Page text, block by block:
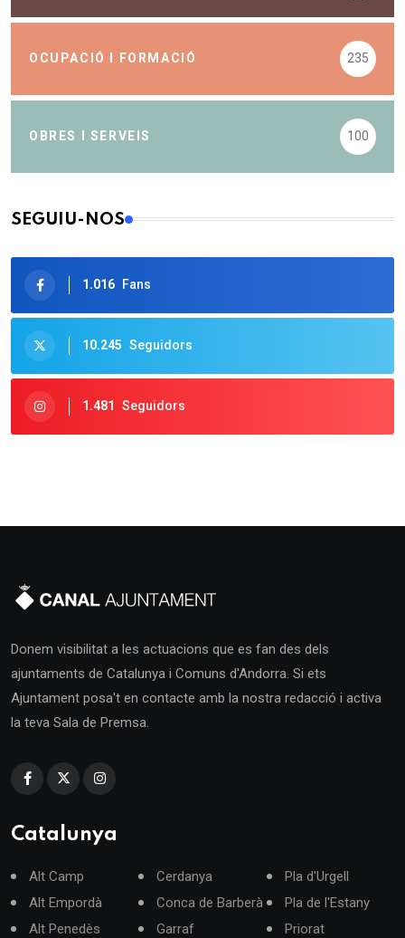
OCUPACIÓ I FORMACIÓ 235
OBRES I SERVEIS 100
SEGUIU-NOS
1.016 Fans
10.245 Seguidors
1.481 Seguidors
Donem visibilitat a les actuacions que es fan des dels
ajuntaments de Catalunya i Comuns d'Andorra. Si ets
Ajuntament posa't en contacte amb la nostra redacció i activa
la teva Sala de Premsa.
Catalunya
Alt Camp
Alt Empordà
Alt Penedès
Cerdanya
Conca de Barberà
Garraf
Pla d'Urgell
Pla de l'Estany
Priorat